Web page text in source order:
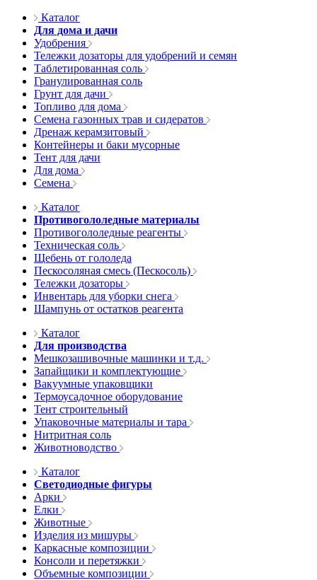
Каталог
Для дома и дачи
Удобрения
Тележки дозаторы для удобрений и семян
Таблетированная соль
Гранулированная соль
Грунт для дачи
Топливо для дома
Семена газонных трав и сидератов
Дренаж керамзитовый
Контейнеры и баки мусорные
Тент для дачи
Для дома
Семена
Каталог
Противогололедные материалы
Противогололедные реагенты
Техническая соль
Щебень от гололеда
Пескосоляная смесь (Пескосоль)
Тележки дозаторы
Инвентарь для уборки снега
Шампунь от остатков реагента
Каталог
Для производства
Мешкозашивочные машинки и т.д.
Запайщики и комплектующие
Вакуумные упаковщики
Термоусадочное оборудование
Тент строительный
Упаковочные материалы и тара
Нитритная соль
Животноводство
Каталог
Светодиодные фигуры
Арки
Елки
Животные
Изделия из мишуры
Каркасные композиции
Консоли и перетяжки
Объемные композиции